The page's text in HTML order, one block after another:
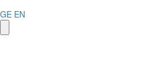
GE EN